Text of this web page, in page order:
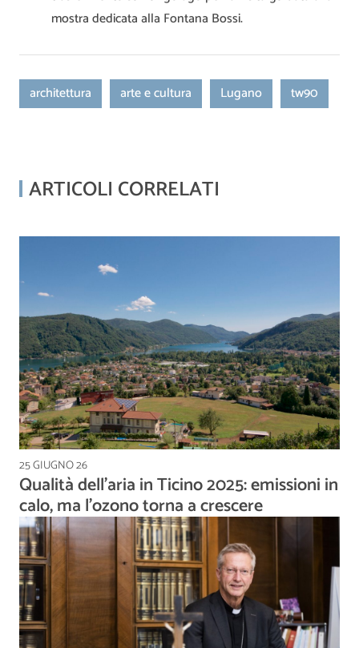
mostra dedicata alla Fontana Bossi.
architettura arte e cultura Lugano tw90
ARTICOLI CORRELATI
25 GIUGNO 26
Qualità dell’aria in Ticino 2025: emissioni in
calo, ma l’ozono torna a crescere